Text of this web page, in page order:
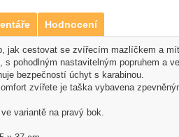
Hodnocení
jak cestovat se zvířecím mazlíčkem a
s pohodlným nastavitelným popruhem a
bezpečností úchyt s karabinou.
zvířete je taška vybavena
variantě na pravý bok.